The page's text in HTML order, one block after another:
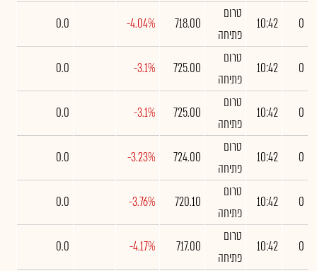
0
10:42
טרום
פתיחה
718.00
-4.04%
0.0
0
10:42
טרום
פתיחה
725.00
-3.1%
0.0
0
10:42
טרום
פתיחה
725.00
-3.1%
0.0
0
10:42
טרום
פתיחה
724.00
-3.23%
0.0
0
10:42
טרום
פתיחה
720.10
-3.76%
0.0
0
10:42
טרום
פתיחה
717.00
-4.17%
0.0